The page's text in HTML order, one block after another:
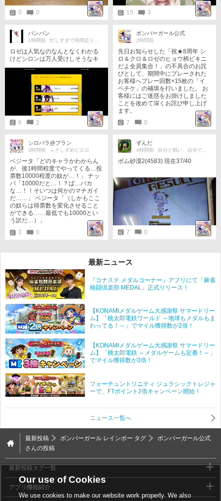
0 0 15 3
バンバン
1時間前 忙しすぎて時間足りない
ロゼは人気なのなんとなくわかる
けどシロンは万人受けしそうなキ
るのね🤔
6 2
ボンバーガール公式
2時間前
先日お知らせした「祝★8周年 シ
ロ＆クロ＆ロゼのヒョウ柄ビキニ
だよ全員集合！」の不具合のお詫
びとして、期間中にプレーされた
お客様へプレー回数×15枚の「イ
ベチケ」の補填を行いました。 お
客様にはご迷惑をお掛けしました
ことを改めて深くお詫び申し上げ
ます。
7
0
シロバラ@ブラン
3時間前 ←さしずめピエロ
ベジータ「どのキャラかわからん
が、後1時間程度でやってくる…投
票数10000程度の奴が…！」 ナッ
パ「10000だと…！？ば…バカ
な…！！そいつは何かのマチガイ
だ……」 ベジータ「（しかもここ
の奴らは得票数を変化させること
ができる……最低でも10000とい
う訳だ…）」
3
0
ずんだ
4時間前 自分と戦い、自分で満足
ボム砂漠2(4583) 現在37/40
7 0
最新ニュース
『コナステ メダルコーナー』アプリにて「麻雀
格闘倶楽部 MEDAL」正式リリース！
【KONAMIメダルゲーム大感謝祭 サマードリー
ム】「桃太郎電鉄ワールド ～地球もメダルもま
わってる！～」でマイル獲得数が2倍！
【KONAMIメダルゲーム大感謝祭 サマードリー
ム】「桃太郎電鉄 ～メダルゲームも定番！～」
でマイル獲得数が3倍！
フォーチュントリニティ ジュラシックトレジャ
ーで、FTポイント2倍キャンペーン開始！
ニュース一覧へ
最新投稿 ボンバーガール レインボー タグ
ボンバーガール公式
さんの投稿
最新投稿タグ一覧
アプリ機能紹介
Our use of Cookies
We use cookies to make our website work properly. We also